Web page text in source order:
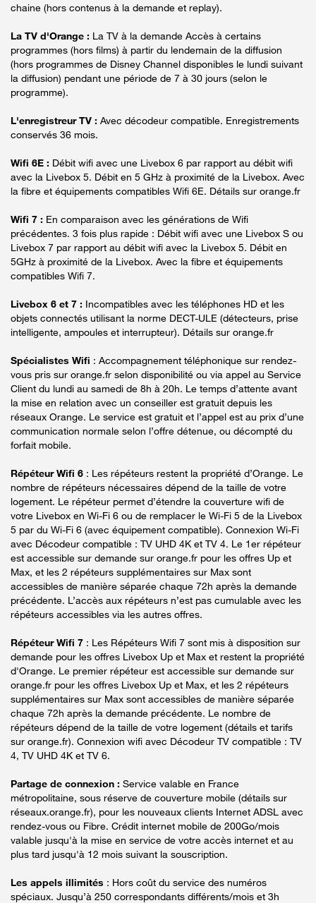
chaine (hors contenus à la demande et replay).
La TV d'Orange : La TV à la demande Accès à certains
programmes (hors films) à partir du lendemain de la diffusion
(hors programmes de Disney Channel disponibles le lundi suivant
la diffusion) pendant une période de 7 à 30 jours (selon le
programme).
L'enregistreur TV : Avec décodeur compatible. Enregistrements
conservés 36 mois.
Wifi 6E : Débit wifi avec une Livebox 6 par rapport au débit wifi
avec la Livebox 5. Débit en 5 GHz à proximité de la Livebox. Avec
la fibre et équipements compatibles Wifi 6E. Détails sur orange.fr
Wifi 7 : En comparaison avec les générations de Wifi
précédentes. 3 fois plus rapide : Débit wifi avec une Livebox S ou
Livebox 7 par rapport au débit wifi avec la Livebox 5. Débit en
5GHz à proximité de la Livebox. Avec la fibre et équipements
compatibles Wifi 7.
Livebox 6 et 7 : Incompatibles avec les téléphones HD et les
objets connectés utilisant la norme DECT-ULE (détecteurs, prise
intelligente, ampoules et interrupteur). Détails sur orange.fr
Spécialistes Wifi : Accompagnement téléphonique sur rendez-
vous pris sur orange.fr selon disponibilité ou via appel au Service
Client du lundi au samedi de 8h à 20h. Le temps d’attente avant
la mise en relation avec un conseiller est gratuit depuis les
réseaux Orange. Le service est gratuit et l’appel est au prix d’une
communication normale selon l’offre détenue, ou décompté du
forfait mobile.
Répéteur Wifi 6 : Les répéteurs restent la propriété d’Orange. Le
nombre de répéteurs nécessaires dépend de la taille de votre
logement. Le répéteur permet d’étendre la couverture wifi de
votre Livebox en Wi-Fi 6 ou de remplacer le Wi-Fi 5 de la Livebox
5 par du Wi-Fi 6 (avec équipement compatible). Connexion Wi-Fi
avec Décodeur compatible : TV UHD 4K et TV 4. Le 1er répéteur
est accessible sur demande sur orange.fr pour les offres Up et
Max, et les 2 répéteurs supplémentaires sur Max sont
accessibles de manière séparée chaque 72h après la demande
précédente. L’accès aux répéteurs n’est pas cumulable avec les
répéteurs accessibles via les autres offres.
Répéteur Wifi 7 : Les Répéteurs Wifi 7 sont mis à disposition sur
demande pour les offres Livebox Up et Max et restent la propriété
d'Orange. Le premier répéteur est accessible sur demande sur
orange.fr pour les offres Livebox Up et Max, et les 2 répéteurs
supplémentaires sur Max sont accessibles de manière séparée
chaque 72h après la demande précédente. Le nombre de
répéteurs dépend de la taille de votre logement (détails et tarifs
sur orange.fr). Connexion wifi avec Décodeur TV compatible : TV
4, TV UHD 4K et TV 6.
Partage de connexion : Service valable en France
métropolitaine, sous réserve de couverture mobile (détails sur
réseaux.orange.fr), pour les nouveaux clients Internet ADSL avec
rendez-vous ou Fibre. Crédit internet mobile de 200Go/mois
valable jusqu'à la mise en service de votre accès internet et au
plus tard jusqu'à 12 mois suivant la souscription.
Les appels illimités : Hors coût du service des numéros
spéciaux. Jusqu’à 250 correspondants différents/mois et 3h